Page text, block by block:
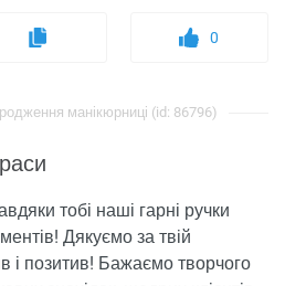
0
манікюрниці (id: 86796)
тобі наші гарні ручки
Дякуємо за твій
і позитив! Бажаємо творчого